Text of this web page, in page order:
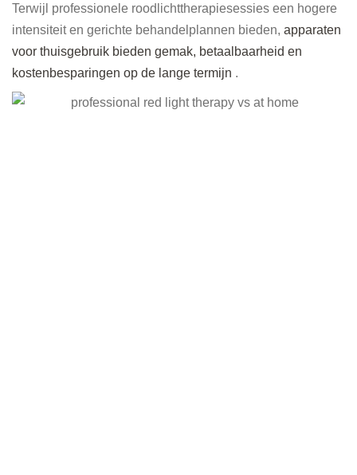
Terwijl professionele roodlichttherapiesessies een hogere
intensiteit en gerichte behandelplannen bieden, apparaten
voor thuisgebruik bieden gemak, betaalbaarheid en
kostenbesparingen op de lange termijn .